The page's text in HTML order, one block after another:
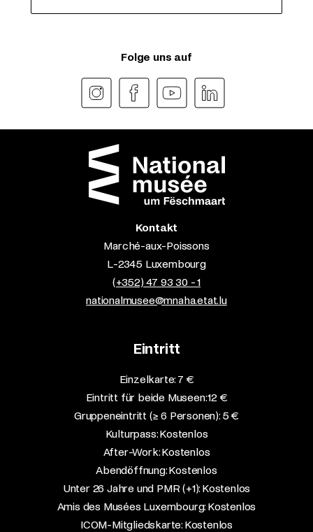
Folge uns auf
Kontakt
Marché-aux-Poissons
L-2345 Luxembourg
(+352) 47 93 30 - 1
nationalmusee@mnaha.etat.lu
Eintritt
Einzelkarte: 7 €​
Eintritt für beide Museen: 12 €​
Gruppeneintritt (≥ 6 Personen): 5 €​
Kulturpass: Kostenlos​
After-Work: Kostenlos​
Abendöffnung: Kostenlos​
Unter 26 Jahre und PMR (+1): Kostenlos​
Amis des Musées Luxembourg: Kostenlos​
ICOM-Mitgliedskarte: Kostenlos​